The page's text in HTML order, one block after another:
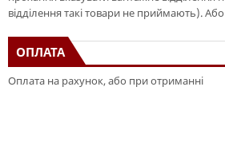
відділення такі товари не приймають).
ОПЛАТА
Оплата на рахунок, або при отриманні